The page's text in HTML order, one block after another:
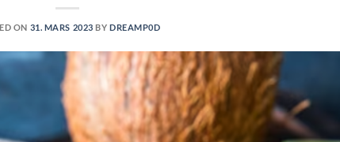
ON 31. MARS 2023 BYDREAMP0D